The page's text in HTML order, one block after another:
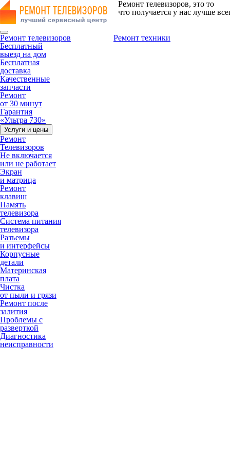
Ремонт телевизоров, это то
что получается у нас лучше
Ремонт телевизоров
Ремонт техники
Бесплатный
выезд на дом
Бесплатная
доставка
Качественные
запчасти
Ремонт
от 30 минут
Гарантия
«Ультра 730»
Услуги и цены
Ремонт
Телевизоров
Не включается
или не работает
Экран
и матрица
Ремонт
клавиш
Память
телевизора
Система питания
телевизора
Разъемы
и интерфейсы
Корпусные
детали
Материнская
плата
Чистка
от пыли и грязи
Ремонт после
залития
Проблемы с
разверткой
Диагностика
неисправности